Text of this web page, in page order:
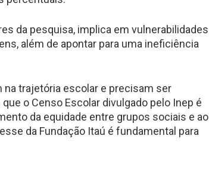
da pesquisa, implica em vulnerabilidades
além de apontar para uma ineficiência
trajetória escolar e precisam ser
o Censo Escolar divulgado pelo Inep é
da equidade entre grupos sociais e ao
da Fundação Itaú é fundamental para